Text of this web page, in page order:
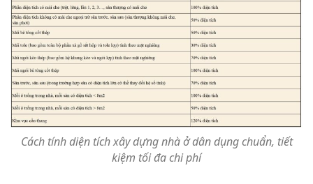
Cách tính diện tích xây dựng nhà ở dân dụng chuẩn, tiết
kiệm tối đa chi phí